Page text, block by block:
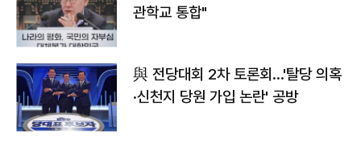
관학교 통합"
與 전당대회 2차 토론회…'탈당 의혹
·신천지 당원 가입 논란' 공방